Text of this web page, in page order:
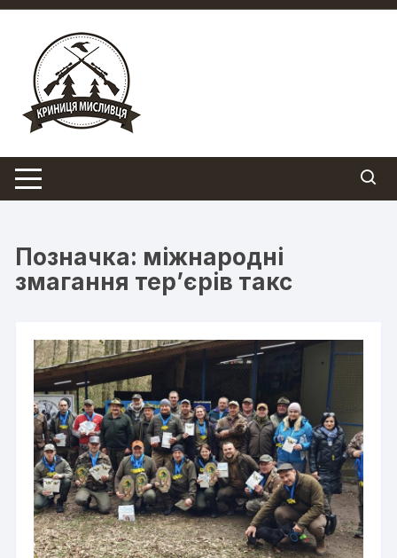
Перейти
вмісту
Позначка: міжнародні
змагання тер’єрів такс